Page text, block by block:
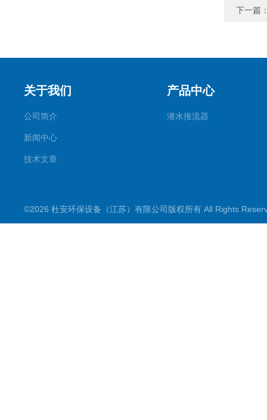
下一篇
关于我们
公司简介
新闻中心
技术文章
产品中心
潜水推流器
©2026 杜安环保设备（江苏）有限公司版权所有 All Rights